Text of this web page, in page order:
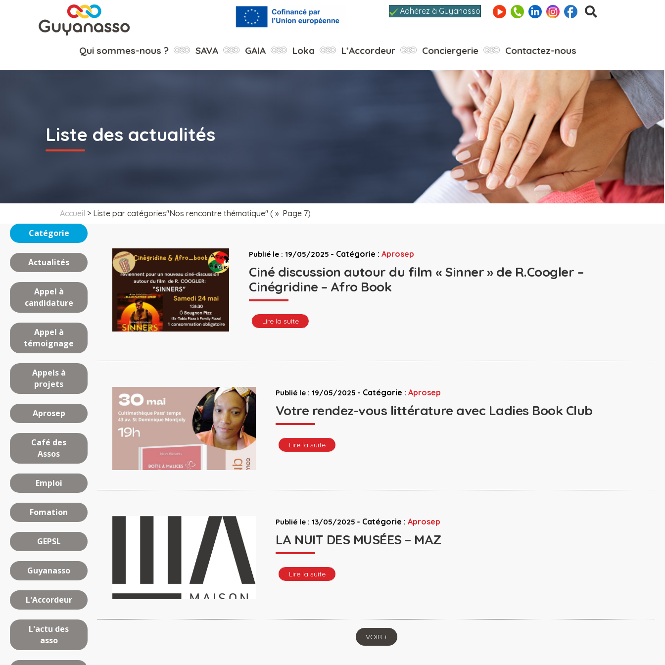
Adhérez à Guyanasso
Qui sommes-nous ? SAVA GAIA Loka L’Accordeur Conciergerie Contactez-nous
Liste des actualités
Accueil > Liste par catégories"Nos rencontre thématique" ( » Page 7)
Catégorie
Actualités
Appel à
candidature
Appel à
témoignage
Appels à
projets
Aprosep
Café des
Assos
Emploi
Fomation
GEPSL
Guyanasso
L'Accordeur
L'actu des
asso
Publié le : 19/05/2025 - Catégorie :Aprosep
Ciné discussion autour du film « Sinner » de R.Coogler –
Cinégridine – Afro Book
Lire la suite
Publié le : 19/05/2025 - Catégorie : Aprosep
Votre rendez-vous littérature avec Ladies Book Club
Lire la suite
Publié le : 13/05/2025 - Catégorie : Aprosep
LA NUIT DES MUSÉES – MAZ
Lire la suite
VOIR +